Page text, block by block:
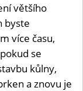
většího
byste
více času,
se
kůlny,
a znovu je